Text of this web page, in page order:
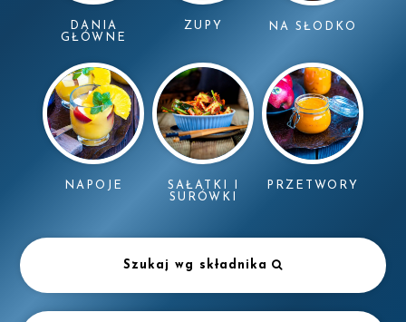
DANIA
GŁÓWNE
ZUPY NA SŁODKO
NAPOJE
SAŁATKI I
SURÓWKI
PRZETWORY
Szukaj wg składnika